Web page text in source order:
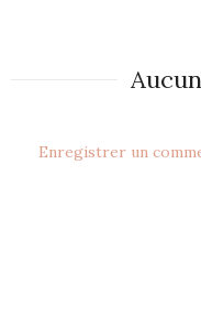
Enregistrer un